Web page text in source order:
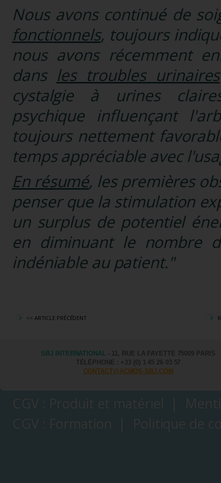
Nous avons continué de
fonctionnels, toujours
nous avons récemment
dans les troubles urinaires
cystalgie à urines
psychique influençant
toujours nettement
temps appréciable avec
En résumé, les premières
penser que la stimulation
un surplus de potentiel
en diminuant le nombre
indéniable au patient."
<< ARTICLE PRÉCÉDENT
SBJ INTERNATIONAL - 11, RUE LA FAYETTE 75009 PARIS
TÉLÉPHONE : +33 (0) 1 45 26 03 57
CONTACT@ACMOS-SBJ.COM